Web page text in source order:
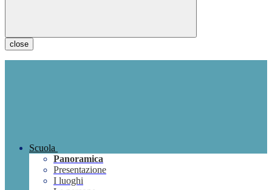
close
Scuola
Panoramica
Presentazione
I luoghi